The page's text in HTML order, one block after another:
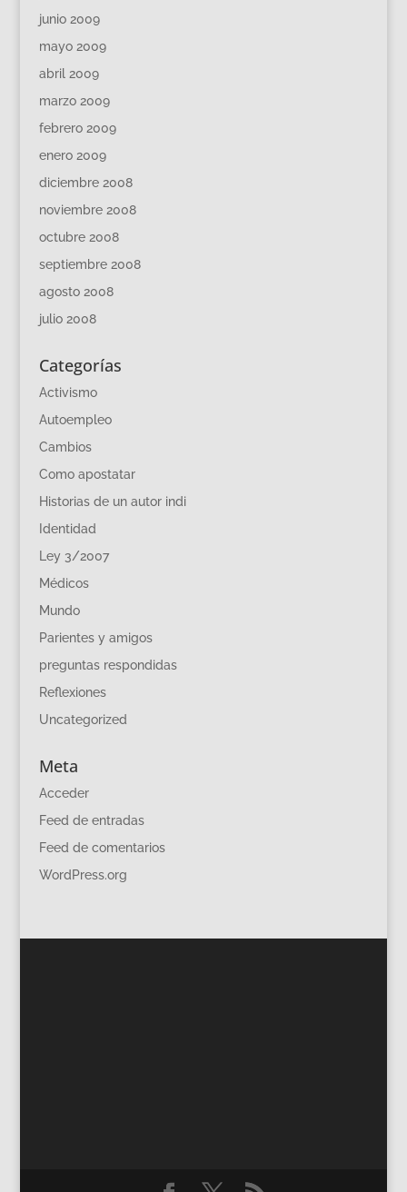
junio 2009
mayo 2009
abril 2009
marzo 2009
febrero 2009
enero 2009
diciembre 2008
noviembre 2008
octubre 2008
septiembre 2008
agosto 2008
julio 2008
Categorías
Activismo
Autoempleo
Cambios
Como apostatar
Historias de un autor indi
Identidad
Ley 3/2007
Médicos
Mundo
Parientes y amigos
preguntas respondidas
Reflexiones
Uncategorized
Meta
Acceder
Feed de entradas
Feed de comentarios
WordPress.org